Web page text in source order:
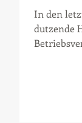
In den
dutzende